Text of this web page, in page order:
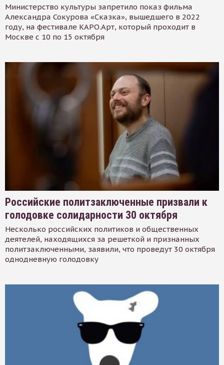
Министерство культуры запретило показ фильма
Александра Сокурова «Сказка», вышедшего в 2022
году, на фестивале КАРО.Арт, который проходит в
Москве с 10 по 15 октября
Российские политзаключенные призвали к
голодовке солидарности 30 октября
Несколько российских политиков и общественных
деятелей, находящихся за решеткой и признанных
политзаключенными, заявили, что проведут 30 октября
однодневную голодовку